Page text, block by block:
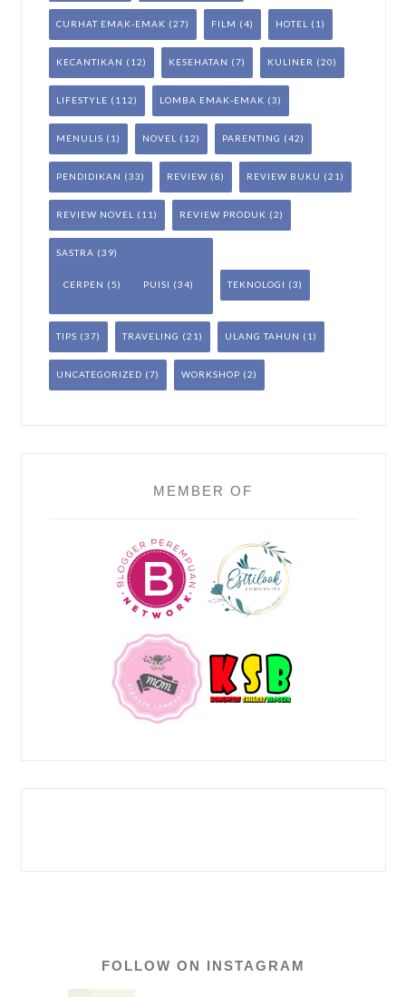
CURHAT EMAK-EMAK (27) FILM (4) HOTEL (1)
KECANTIKAN (12) KESEHATAN (7) KULINER (20)
LIFESTYLE (112) LOMBA EMAK-EMAK (3)
MENULIS (1) NOVEL (12) PARENTING (42)
PENDIDIKAN (33) REVIEW (8) REVIEW BUKU (21)
REVIEW NOVEL (11) REVIEW PRODUK (2)
SASTRA (39)
CERPEN (5) PUISI (34) TEKNOLOGI (3)
TIPS (37) TRAVELING (21) ULANG TAHUN (1)
UNCATEGORIZED (7) WORKSHOP (2)
MEMBER OF
FOLLOW ON INSTAGRAM